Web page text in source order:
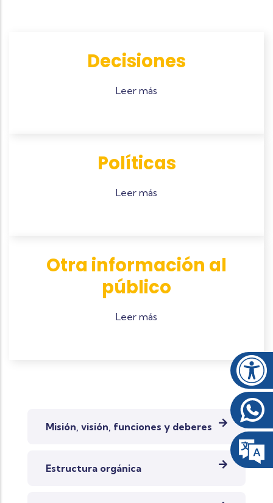
Decisiones
Leer más
Políticas
Leer más
Otra información al
público
Leer más
Misión, visión, funciones y deberes
Estructura orgánica